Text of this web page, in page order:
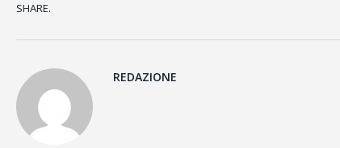
SHARE.
REDAZIONE